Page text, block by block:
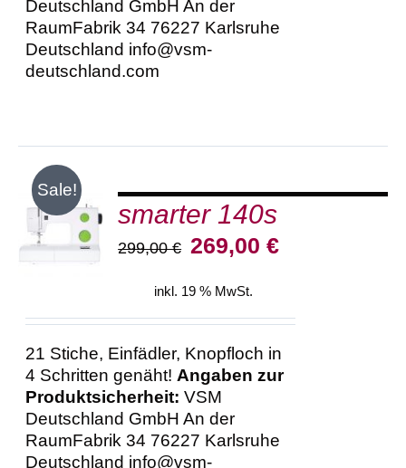
Deutschland GmbH An der
RaumFabrik 34 76227 Karlsruhe
Deutschland info@vsm-
deutschland.com
Sale!
IN DEN
WARENKORB
/
DETAILS
smarter 140s
299,00€ Ursprünglicher
war:
269,00€Aktueller
inkl. 19 % MwSt.
21 Stiche, Einfädler, Knopfloch in
4 Schritten genäht!Angaben zur
Produktsicherheit: VSM
Deutschland GmbH An der
RaumFabrik 34 76227 Karlsruhe
Deutschland info@vsm-